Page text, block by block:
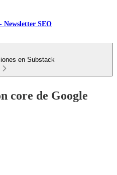
Newsletter SEO
en Substack
core de Google